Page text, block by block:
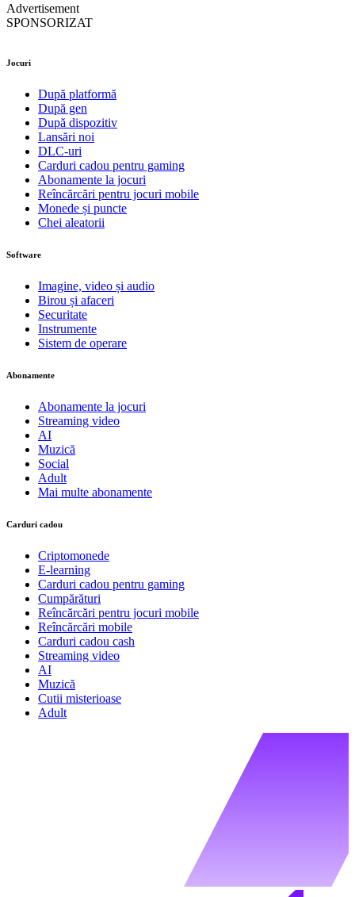
Advertisement
SPONSORIZAT
Jocuri
După platformă
După gen
După dispozitiv
Lansări noi
DLC-uri
Carduri cadou pentru gaming
Abonamente la jocuri
Reîncărcări pentru jocuri mobile
Monede și puncte
Chei aleatorii
Software
Imagine, video și audio
Birou și afaceri
Securitate
Instrumente
Sistem de operare
Abonamente
Abonamente la jocuri
Streaming video
AI
Muzică
Social
Adult
Mai multe abonamente
Carduri cadou
Criptomonede
E-learning
Carduri cadou pentru gaming
Cumpărături
Reîncărcări pentru jocuri mobile
Reîncărcări mobile
Carduri cadou cash
Streaming video
AI
Muzică
Cutii misterioase
Adult